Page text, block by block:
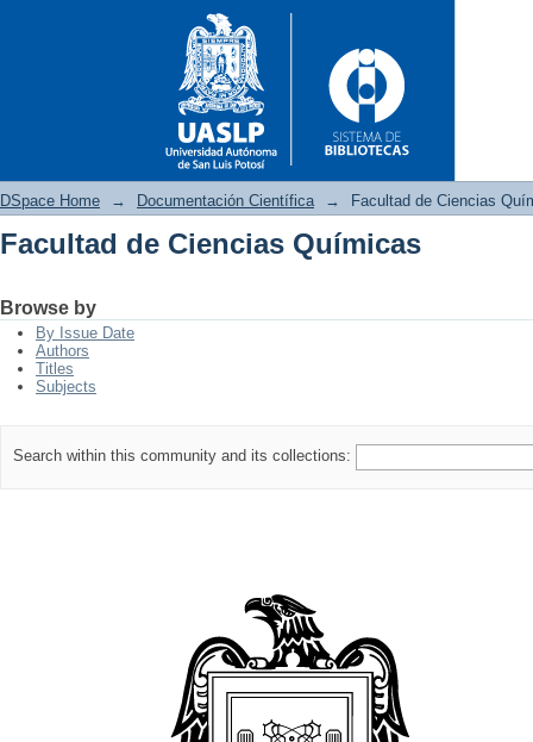
DSpace Home → Documentación Científica → Facultad de Ciencias
Facultad de Ciencias Químicas
Browse by
By Issue Date
Authors
Titles
Subjects
Search within this community and its collections: